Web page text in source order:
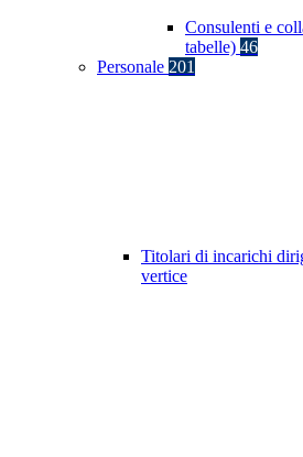
Consulenti e
tabelle) 46
Personale 201
Titolari di incarichi
vertice